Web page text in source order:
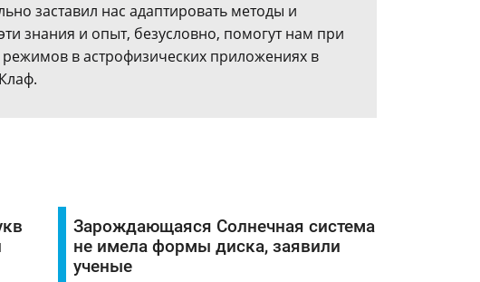
заставил нас адаптировать методы и
знания и опыт, безусловно, помогут нам при
в астрофизических приложениях в
Зарождающаяся Солнечная система
не имела формы диска, заявили
ученые